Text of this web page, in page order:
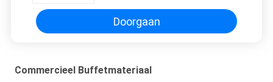
Stukkenaroma van Handvat
Doorgaan
Commercieel Buffetmateriaal